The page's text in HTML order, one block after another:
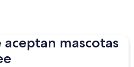
mascotas